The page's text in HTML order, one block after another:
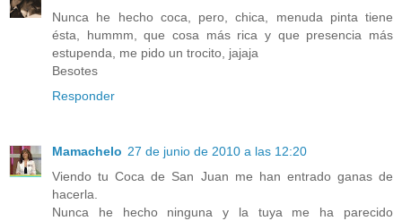
Nunca he hecho coca, pero, chica, menuda pinta tiene
ésta, hummm, que cosa más rica y que presencia más
estupenda, me pido un trocito, jajaja
Besotes
Responder
Mamachelo 27 de junio de 2010 a las 12:20
Viendo tu Coca de San Juan me han entrado ganas de
hacerla.
Nunca he hecho ninguna y la tuya me ha parecido